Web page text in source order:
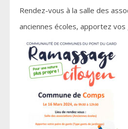
Rendez-vous à la salle des
anciennes écoles, apportez